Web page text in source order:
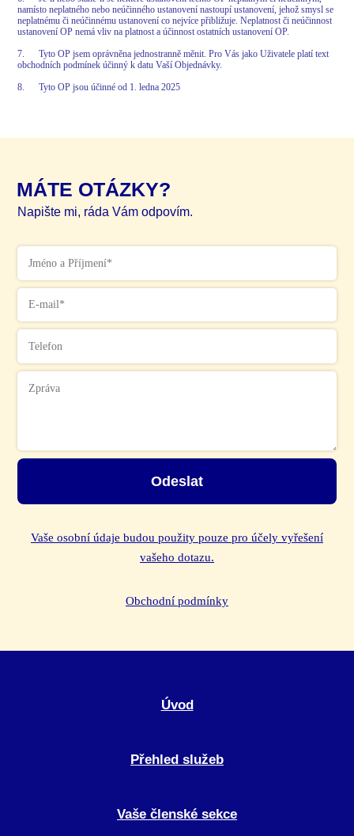
namísto neplatného nebo neúčinného ustanovení nastoupí ustanovení, jehož smysl se
neplatnému či neúčinnému ustanovení co nejvíce přibližuje. Neplatnost či neúčinnost
ustanovení OP nemá vliv na platnost a účinnost ostatních ustanovení OP.
7. Tyto OP jsem oprávněna jednostranně měnit. Pro Vás jako Uživatele platí text
obchodních podmínek účinný k datu Vaší Objednávky.
8. Tyto OP jsou účinné od 1. ledna 2025
MÁTE OTÁZKY?
Napište mi, ráda Vám odpovím.
Odeslat
Vaše osobní údaje budou použity pouze pro účely vyřešení
vašeho dotazu.
Obchodní podmínky
Úvod
Přehled služeb
Vaše členské sekce